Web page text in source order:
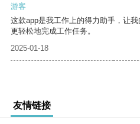
游客
这款app是我工作上的得力助手，让
更轻松地完成工作任务。
2025-01-18
友情链接